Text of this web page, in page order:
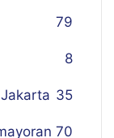
79
8
35
70